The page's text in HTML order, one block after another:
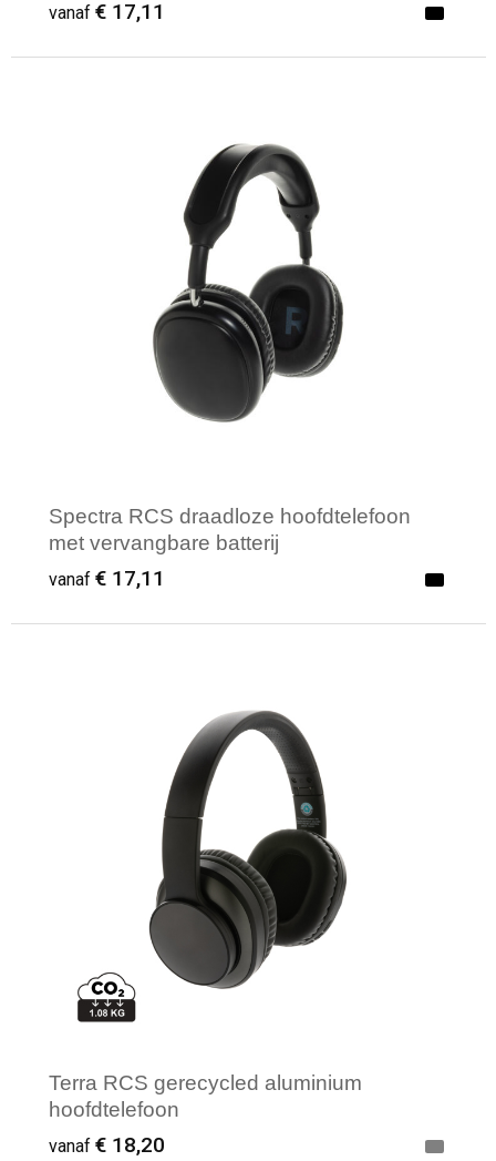
vanaf € 17,11
Spectra RCS draadloze hoofdtelefoon
met vervangbare batterij
vanaf € 17,11
Terra RCS gerecycled aluminium
hoofdtelefoon
vanaf € 18,20